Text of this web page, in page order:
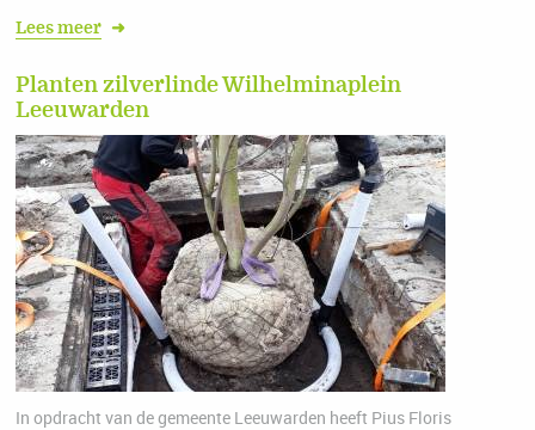
Lees meer ➜
Planten zilverlinde Wilhelminaplein
Leeuwarden
In opdracht van de gemeente Leeuwarden heeft Pius Floris